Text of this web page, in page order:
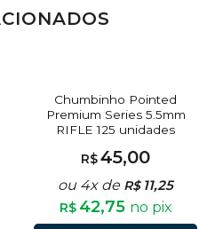
Chumbinho Pointed
Premium Series 5.5mm
RIFLE 125 unidades
R$45,00
ou 4x de R$ 11,25
R$ 42,75 no pix